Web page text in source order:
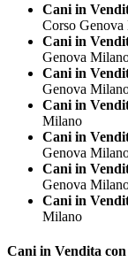
Cani in
Corso
Cani in
Genova
Cani in
Genova
Cani in
Milano
Cani in
Genova
Cani in
Genova
Cani in
Milano
Cani in Vendita